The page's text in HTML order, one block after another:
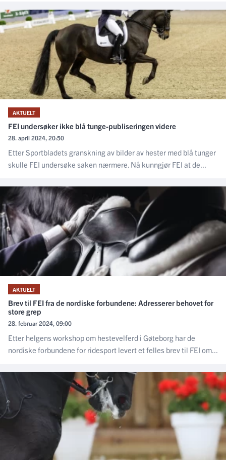
AKTUELT
FEI undersøker ikke blå tunge-publiseringen videre
28. april 2024, 20:50
Etter Sportbladets granskning av bilder av hester med blå tunger
skulle FEI undersøke saken nærmere. Nå kunngjør FEI at de...
AKTUELT
Brev til FEI fra de nordiske forbundene: Adresserer behovet for
store grep
28. februar 2024, 09:00
Etter helgens workshop om hestevelferd i Gøteborg har de
nordiske forbundene for ridesport levert et felles brev til FEI om...